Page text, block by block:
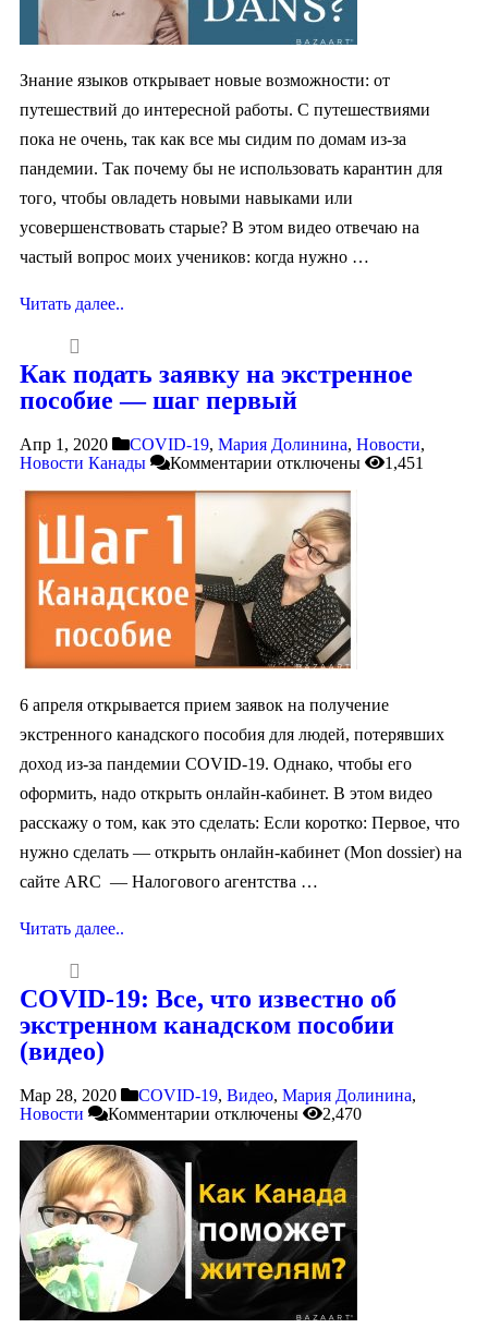
Знание языков открывает новые возможности: от
путешествий до интересной работы. С путешествиями
пока не очень, так как все мы сидим по домам из-за
пандемии. Так почему бы не использовать карантин для
того, чтобы овладеть новыми навыками или
усовершенствовать старые? В этом видео отвечаю на
частый вопрос моих учеников: когда нужно …
Читать далее..
Как подать заявку на экстренное
пособие — шаг первый
Апр 1, 2020 COVID-19, Мария Долинина, Новости,
Новости Канады
Комментарии отключены 1,451
6 апреля открывается прием заявок на получение
экстренного канадского пособия для людей, потерявших
доход из-за пандемии COVID-19. Однако, чтобы его
оформить, надо открыть онлайн-кабинет. В этом видео
расскажу о том, как это сделать: Если коротко: Первое, что
нужно сделать — открыть онлайн-кабинет (Mon dossier) на
сайте ARC — Налогового агентства …
Читать далее..
COVID-19: Все, что известно об
экстренном канадском пособии
(видео)
Мар 28, 2020 COVID-19, Видео, Мария Долинина,
Новости
Комментарии отключены 2,470